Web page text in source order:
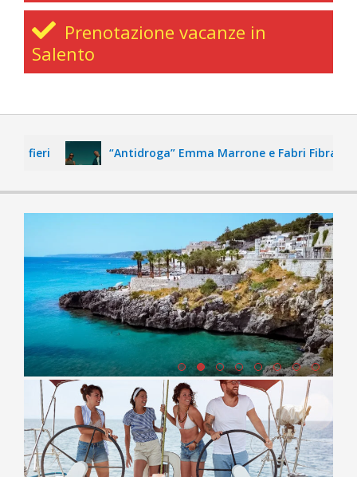
Prenotazione vacanze in
Salento
“Antidroga” Emma Marrone e Fabri Fibra